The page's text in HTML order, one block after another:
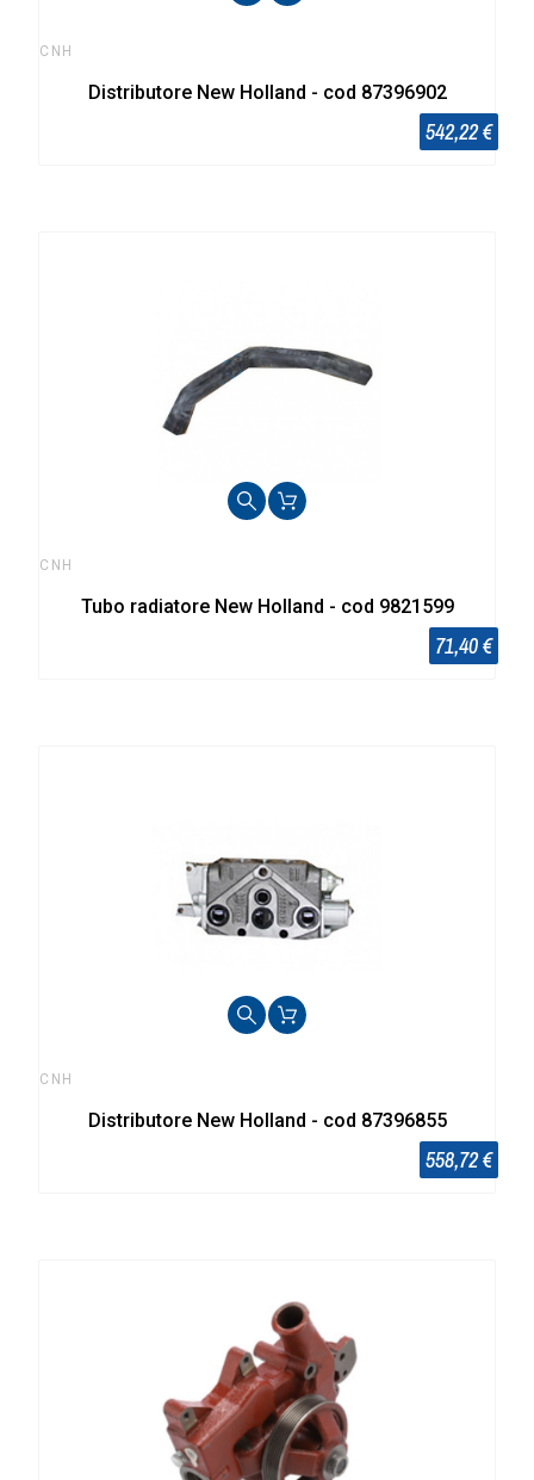
CNH
Distributore New Holland - cod 87396902
542,22 €
CNH
Tubo radiatore New Holland - cod 9821599
71,40 €
CNH
Distributore New Holland - cod 87396855
558,72 €